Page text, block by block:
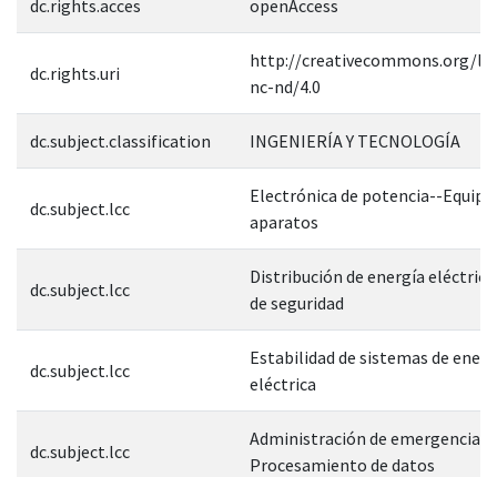
dc.rights.acces openAccess
dc.rights.uri
http://creativecommons.org/
nc-nd/4.0
dc.subject.classification INGENIERÍA Y TECNOLOGÍA
dc.subject.lcc
Electrónica de potencia--
aparatos
dc.subject.lcc
Distribución de energía
de seguridad
dc.subject.lcc
Estabilidad de sistemas de
eléctrica
dc.subject.lcc
Administración de
Procesamiento de datos